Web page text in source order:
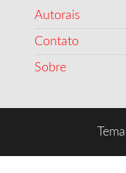
Autorais
Contato
Sobre